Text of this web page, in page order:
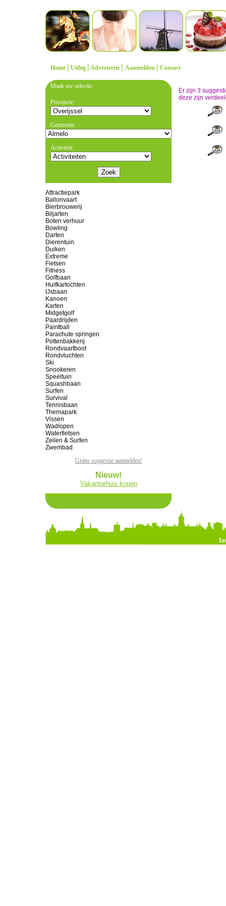
Home | Uitleg | Adverteren | Aanmelden | Contact
Maak uw selectie:
Provincie:
Gemeente:
Activiteit:
Attractiepark
Ballonvaart
Bierbrouwerij
Biljarten
Boten verhuur
Bowling
Darten
Dierentuin
Duiken
Extreme
Fietsen
Fitness
Golfbaan
Huifkartochten
IJsbaan
Kanoen
Karten
Midgetgolf
Paardrijden
Paintball
Parachute springen
Pottenbakkerij
Rondvaartboot
Rondvluchten
Ski
Snookeren
Speeltuin
Squashbaan
Surfen
Survival
Tennisbaan
Themapark
Vissen
Wadlopen
Waterfietsen
Zeilen & Surfen
Zwembad
Gratis suggestie aanmelden!
Nieuw!
Vakantiehuis kopen
Er zijn 3
deze zijn